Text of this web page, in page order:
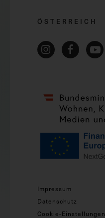
ÖSTERREICH
Impressum
Datenschutz
Cookie-Einstellungen